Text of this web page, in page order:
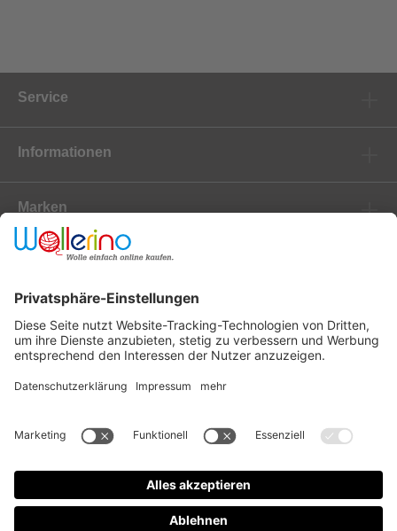
Service
Informationen
Marken
Newsletter
Versanddienstleister
Zahlungsanbieter